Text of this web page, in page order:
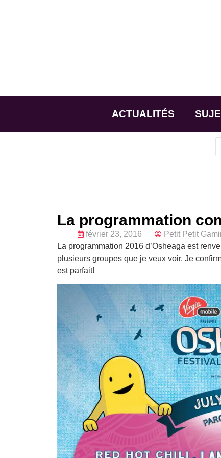
ACTUALITÉS
La programmation
février 23, 2016
Petit Petit
La programmation 2016 d’Osheaga est
plusieurs groupes que je veux voir. Je
est parfait!